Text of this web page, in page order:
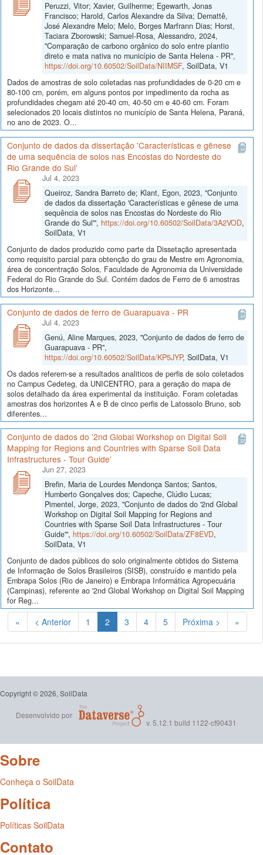
Peruzzi, Vitor; Xavier, Guilherme; Egewarth, Jonas
Francisco; Harold, Carlos Alexandre da Silva; Demattê,
José Alexandre Melo; Melo, Borges Marfrann Dias; Horst,
Taciara Zborowski; Samuel-Rosa, Alessandro, 2024,
"Comparação de carbono orgânico do solo entre plantio
direto e mata nativa no município de Santa Helena - PR",
https://doi.org/10.60502/SoilData/NIIMSF, SoilData, V1
Dados de amostras de solo coletadas nas profundidades de 0-20 cm e
80-100 cm, porém, em alguns pontos por impedimento da rocha as
profundidades chegam até 20-40 cm, 40-50 cm e 40-60 cm. Foram
selecionados 20 locais distintos no município de Santa Helena, Paraná,
no ano de 2023. O...
Conjunto de dados da dissertação 'Características e gênese
de uma sequência de solos nas Encostas do Nordeste do
Rio Grande do Sul'
Jul 4, 2023
Queiroz, Sandra Barreto de; Klant, Egon, 2023, "Conjunto
de dados da dissertação 'Características e gênese de uma
sequência de solos nas Encostas do Nordeste do Rio
Grande do Sul'", https://doi.org/10.60502/SoilData/3A2VOD,
SoilData, V1
Conjunto de dados produzido como parte da Dissetação apresentada
como requisito parcial para obtenção do grau de Mestre em Agronomia,
área de concentração Solos, Faculdade de Agronomia da Universidade
Federal do Rio Grande do Sul. Contém dados de Ferro de 6 amostras
dos Horizonte...
Conjunto de dados de ferro de Guarapuava - PR
Jul 4, 2023
Genú, Aline Marques, 2023, "Conjunto de dados de ferro de
Guarapuava - PR",
https://doi.org/10.60502/SoilData/KP5JYP, SoilData, V1
Os dados referem-se a resultados analiticos de perfis de solo coletados
no Campus Cedeteg, da UNICENTRO, para a geração do mapa de
solos detalhado da área experimental da instituição. Foram coletadas
amostras dos horizontes A e B de cinco perfis de Latossolo Bruno, sob
diferentes...
Conjunto de dados do '2nd Global Workshop on Digital Soil
Mapping for Regions and Countries with Sparse Soil Data
Infrastructures - Tour Guide'
Jun 27, 2023
Brefin, Maria de Lourdes Mendonça Santos; Santos,
Humberto Gonçalves dos; Capeche, Clúdio Lucas;
Pimentel, Jorge, 2023, "Conjunto de dados do '2nd Global
Workshop on Digital Soil Mapping for Regions and
Countries with Sparse Soil Data Infrastructures - Tour
Guide'", https://doi.org/10.60502/SoilData/ZF8EVD,
SoilData, V1
Conjunto de dados públicos do solo originalmente obtidos do Sistema
de Informação de Solos Brasileiros (SISB), construído e mantido pela
Embrapa Solos (Rio de Janeiro) e Embrapa Informática Agropecuária
(Campinas), referente ao '2nd Global Workshop on Digital Soil Mapping
for Reg...
« < Anterior 1 2(Atual)
3 4 5 Próxima > »
Copyright © 2026, SoilData
Desenvolvido por
v. 5.12.1 build 1122-cf90431
Sobre
Conheça o SoilData
Política
Políticas SoilData
Contato